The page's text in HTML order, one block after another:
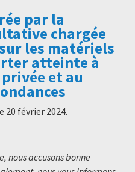
par la
chargée
les matériels
atteinte à
et au
20 février 2024.
nous accusons bonne